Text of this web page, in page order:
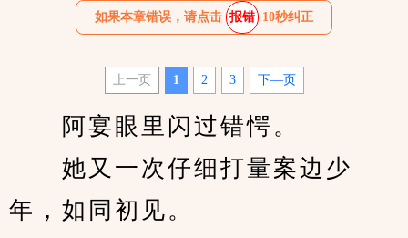
如果本章错误，请点击 报错 10秒纠正
上一页 1 2 3 下—页
阿宴眼里闪过错愕。
她又一次仔细打量案边少
年，如同初见。